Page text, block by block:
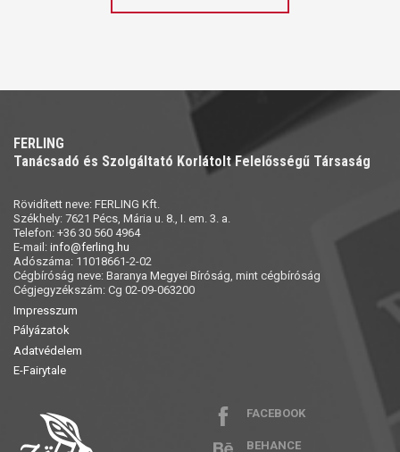
FERLING
Tanácsadó és Szolgáltató Korlátolt Felelősségű Társaság
Rövidített neve: FERLING Kft.
Székhely: 7621 Pécs, Mária u. 8., I. em. 3. a.
Telefon: +36 30 560 4964
E-mail: info@ferling.hu
Adószáma: 11018661-2-02
Cégbíróság neve: Baranya Megyei Bíróság, mint cégbíróság
Cégjegyzékszám: Cg 02-09-063200
Impresszum
Pályázatok
Adatvédelem
E-Fairytale
FACEBOOK
BEHANCE